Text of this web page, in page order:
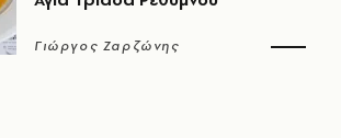
Γιώργος Ζαρζώνης